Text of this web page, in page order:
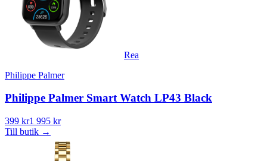
Rea
Philippe Palmer
Philippe Palmer Smart Watch LP43 Black
399 kr1 995 kr
Till butik →